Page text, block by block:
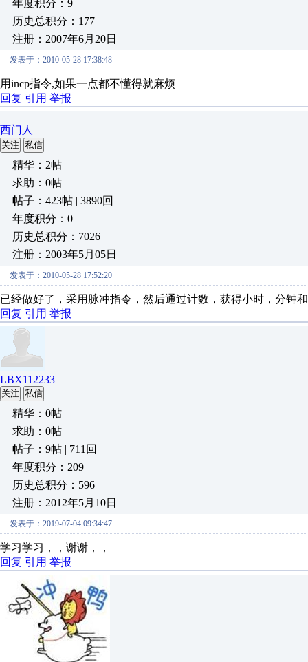
年度积分：9
历史总积分：177
注册：2007年6月20日
发表于：2010-05-28 17:38:48
用incp指令,如果一点都不懂得就麻烦
回复 引用 举报
西门人
关注 私信
精华：2帖
求助：0帖
帖子：423帖 | 3890回
年度积分：0
历史总积分：7026
注册：2003年5月05日
发表于：2010-05-28 17:52:20
已经做好了，采用脉冲指令，然后通过计数，获得小时，分钟
回复 引用 举报
LBX112233
关注 私信
精华：0帖
求助：0帖
帖子：9帖 | 711回
年度积分：209
历史总积分：596
注册：2012年5月10日
发表于：2019-07-04 09:34:47
学习学习，，谢谢，，
回复 引用 举报